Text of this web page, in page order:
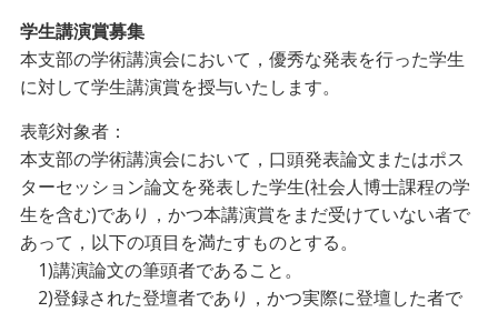
学生講演賞募集
本支部の学術講演会において，優秀な発表を行った学生
に対して学生講演賞を授与いたします。
表彰対象者：
本支部の学術講演会において，口頭発表論文またはポス
ターセッション論文を発表した学生(社会人博士課程の学
生を含む)であり，かつ本講演賞をまだ受けていない者で
あって，以下の項目を満たすものとする。
1)講演論文の筆頭者であること。
2)登録された登壇者であり，かつ実際に登壇した者で